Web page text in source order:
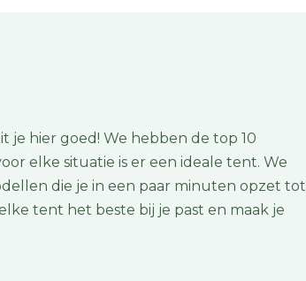
je hier goed! We hebben de top 10
elke situatie is er een ideale tent. We
die je in een paar minuten opzet tot
tent het beste bij je past en maak je